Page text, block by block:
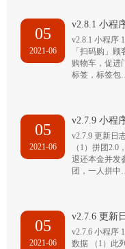
05
2021-06
v2.8.1 小程
v2.8.1 小程序
「扫码购」
购物车，促进
标签，标签包
05
2021-06
v2.7.9 小程
v2.7.9 更新日
（1）拼团
退还本金并发
团，一人拼
05
2021-06
v2.7.6 更新
v2.7.6 小程序
数据 （1）此